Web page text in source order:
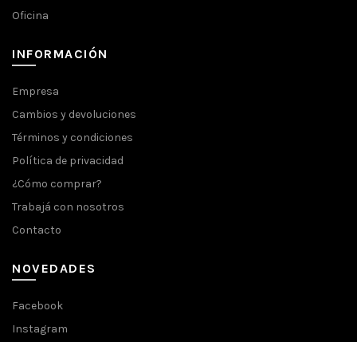
Oficina
INFORMACIÓN
Empresa
Cambios y devoluciones
Términos y condiciones
Política de privacidad
¿Cómo comprar?
Trabajá con nosotros
Contacto
NOVEDADES
Facebook
Instagram